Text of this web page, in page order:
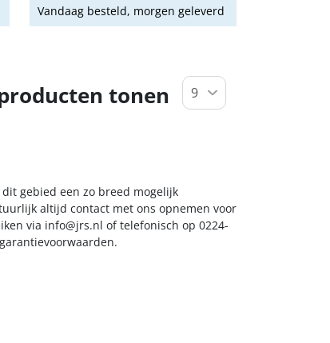
Vandaag besteld, morgen geleverd
tonen
gebied een zo breed mogelijk
altijd contact met ons opnemen voor
via info@jrs.nl of telefonisch op 0224-